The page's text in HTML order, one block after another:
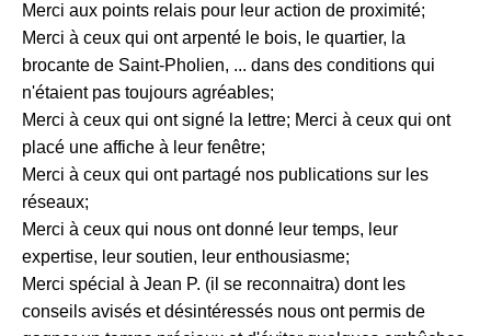
Merci aux points relais pour leur action de proximité;
Merci à ceux qui ont arpenté le bois, le quartier, la
brocante de Saint-Pholien, ... dans des conditions qui
n'étaient pas toujours agréables;
Merci à ceux qui ont signé la lettre; Merci à ceux qui ont
placé une affiche à leur fenêtre;
Merci à ceux qui ont partagé nos publications sur les
réseaux;
Merci à ceux qui nous ont donné leur temps, leur
expertise, leur soutien, leur enthousiasme;
Merci spécial à Jean P. (il se reconnaitra) dont les
conseils avisés et désintéressés nous ont permis de